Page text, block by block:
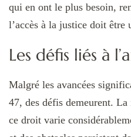
qui en ont le plus besoin,
l’accès à la justice doit être
Les défis liés à
Malgré les avancées
47, des défis demeurent.
ce droit varie